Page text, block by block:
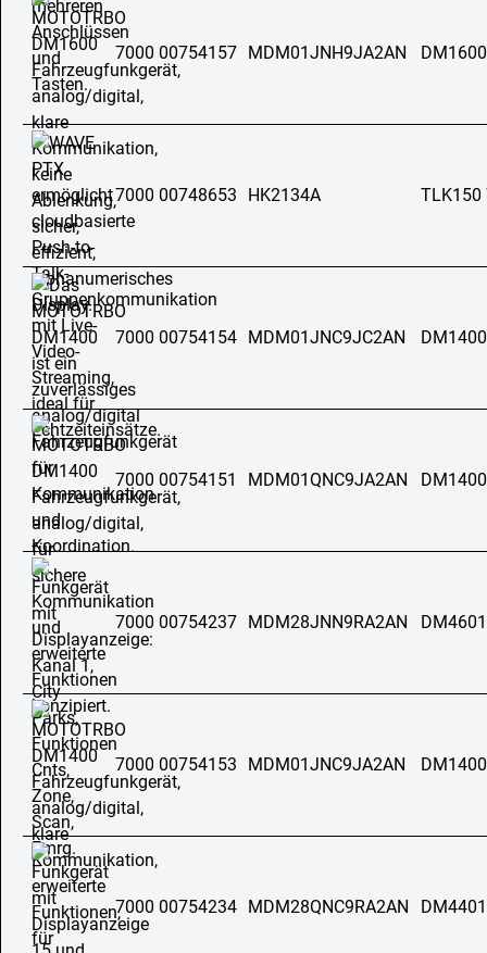
7000 00754157 MDM01JNH9JA2AN
7000 00748653 HK2134A TLK150
7000 00754154 MDM01JNC9JC2AN
7000 00754151 MDM01QNC9JA2AN
7000 00754237 MDM28JNN9RA2AN
7000 00754153 MDM01JNC9JA2AN
7000 00754234 MDM28QNC9RA2AN